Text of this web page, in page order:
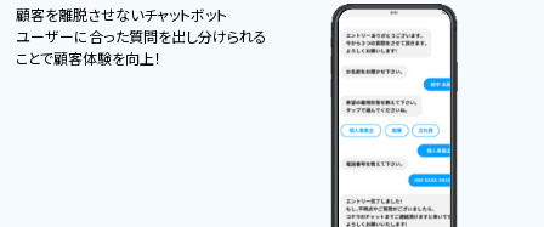
顧客を離脱させないチャットボット
ユーザーに合った質問を出し分けられる
ことで顧客体験を向上！